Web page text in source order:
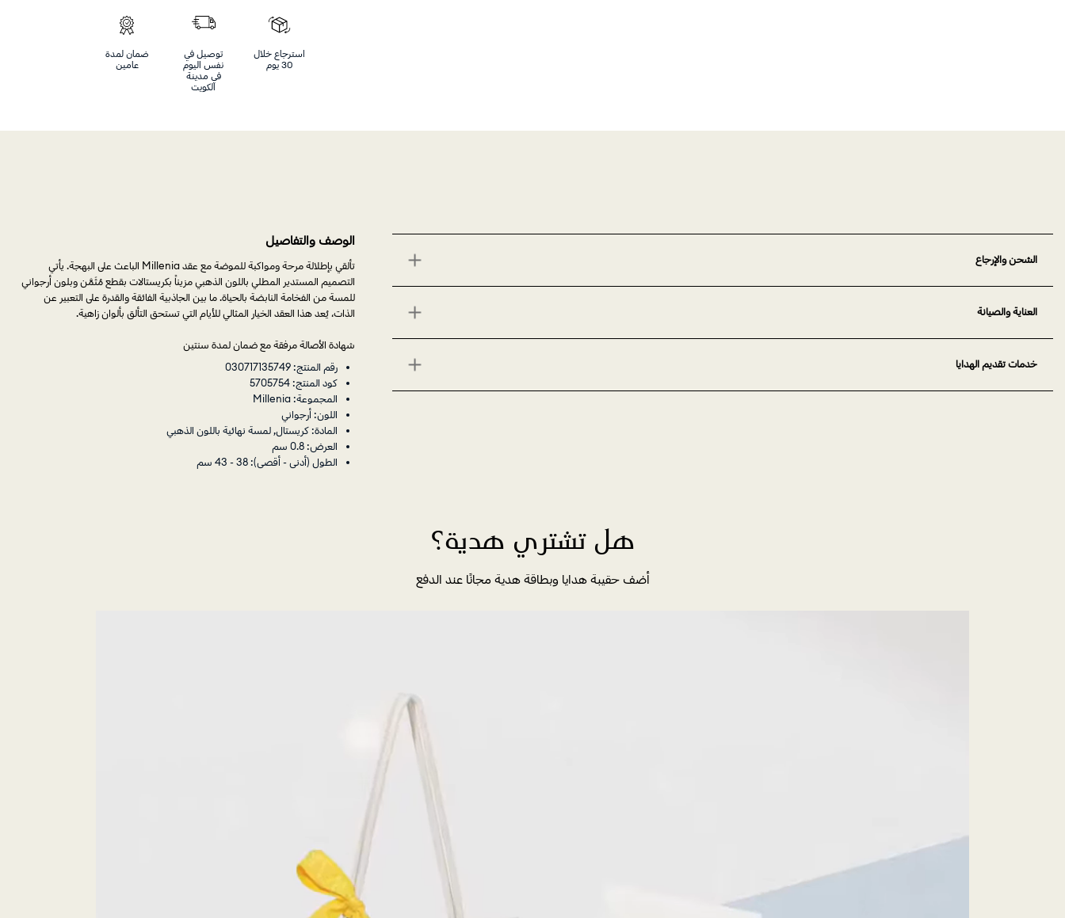
استرجاع خلال
30 يوم
توصيل في
نفس اليوم
في مدينة
الكويت
ضمان لمدة
عامين
الشحن والإرجاع
العناية والصيانة
خدمات تقديم الهدايا
الوصف والتفاصيل
تألقي بإطلالة مرحة ومواكبة للموضة مع عقد Millenia الباعث على البهجة. يأتي
التصميم المستدير المطلي باللون الذهبي مزيناً بكريستالات بقطع مُثَمَّن وبلون أرجواني
للمسة من الفخامة النابضة بالحياة. ما بين الجاذبية الفائقة والقدرة على التعبير عن
الذات، يُعد هذا العقد الخيار المثالي للأيام التي تستحق التألق بألوان زاهية.
شهادة الأصالة مرفقة مع ضمان لمدة سنتين
رقم المنتج: 030717135749
كود المنتج: 5705754
المجموعة: Millenia
اللون: أرجواني
المادة: كريستال, لمسة نهائية باللون الذهبي
العرض: 0.8 سم
الطول (أدنى - أقصى): 38 - 43 سم
هل تشتري هدية؟
أضف حقيبة هدايا وبطاقة هدية مجانًا عند الدفع